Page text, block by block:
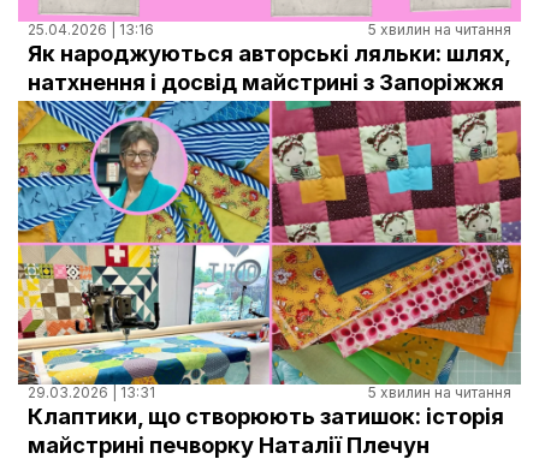
25.04.2026 | 13:16 5 хвилин на читання
Як народжуються авторські ляльки: шлях,
натхнення і досвід майстрині з Запоріжжя
29.03.2026 | 13:31 5 хвилин на читання
Клаптики, що створюють затишок: історія
майстрині печворку Наталії Плечун